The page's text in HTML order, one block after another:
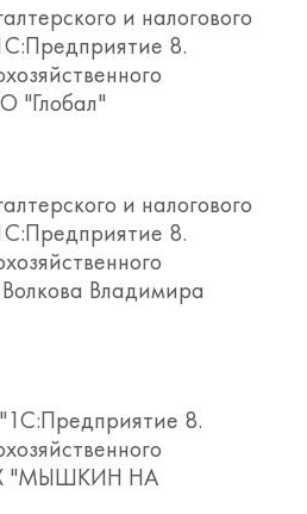
и налогового
8.
"Глобал"
и налогового
8.
Владимира
8.
"МЫШКИН НА